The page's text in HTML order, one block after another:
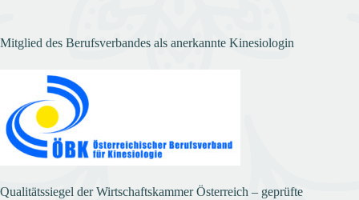
Mitglied des Berufsverbandes als anerkannte Kinesiologin
Qualitätssiegel der Wirtschaftskammer Österreich – geprüfte